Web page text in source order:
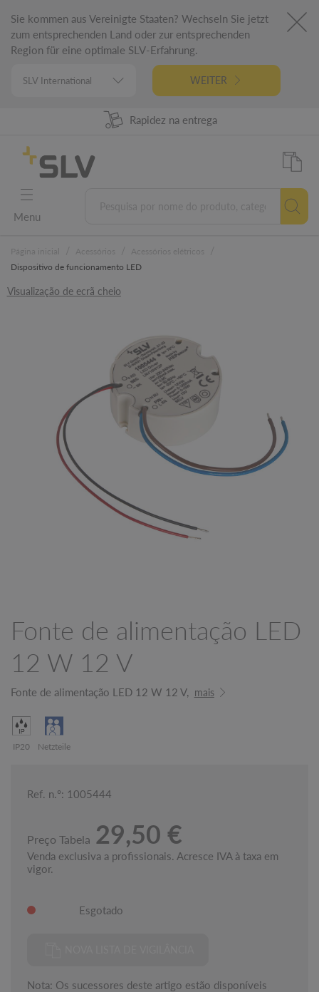
Sie kommen aus Vereinigte Staaten? Wechseln Sie jetzt
zum entsprechenden Land oder zur entsprechenden
Region für eine optimale SLV-Erfahrung.
WEITER
98% Disponibilidade dos produtos
Rapidez na entrega
5 anos garantia
Engenharia alemã
Menu
Dispositivo de funcionamento LED
Visualização de ecrã cheio
Fonte de alimentação LED
12 W 12 V
Fonte de alimentação LED 12 W 12 V, mais
IP20 Netzteile
Ref. n.º: 1005444
Preço Tabela 29,50 €
Venda exclusiva a profissionais. Acresce IVA à taxa em
vigor.
Esgotado
Nota: Os sucessores deste artigo estão disponíveis